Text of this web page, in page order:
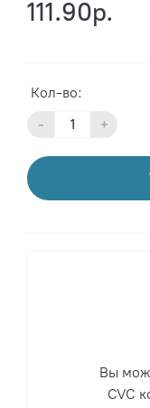
111.90р.
Кол-во:
- +
Вы
CVC